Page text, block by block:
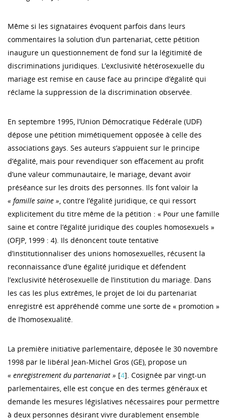
Même si les signataires évoquent parfois dans leurs
commentaires la solution d’un partenariat, cette pétition
inaugure un questionnement de fond sur la légitimité de
discriminations juridiques. L’exclusivité hétérosexuelle du
mariage est remise en cause face au principe d’égalité qui
réclame la suppression de la discrimination observée.
En septembre 1995, l’Union Démocratique Fédérale (UDF)
dépose une pétition mimétiquement opposée à celle des
associations gays. Ses auteurs s’appuient sur le principe
d’égalité, mais pour revendiquer son effacement au profit
d’une valeur communautaire, le mariage, devant avoir
préséance sur les droits des personnes. Ils font valoir la
« famille saine », contre l’égalité juridique, ce qui ressort
explicitement du titre même de la pétition : « Pour une famille
saine et contre l’égalité juridique des couples homosexuels »
(OFJP, 1999 : 4). Ils dénoncent toute tentative
d’institutionnaliser des unions homosexuelles, récusent la
reconnaissance d’une égalité juridique et défendent
l’exclusivité hétérosexuelle de l’institution du mariage. Dans
les cas les plus extrêmes, le projet de loi du partenariat
enregistré est appréhendé comme une sorte de « promotion »
de l’homosexualité.
La première initiative parlementaire, déposée le 30 novembre
1998 par le libéral Jean-Michel Gros (GE), propose un
« enregistrement du partenariat » [4]. Cosignée par vingt-un
parlementaires, elle est conçue en des termes généraux et
demande les mesures législatives nécessaires pour permettre
à deux personnes désirant vivre durablement ensemble